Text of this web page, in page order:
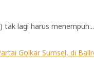
lagi harus menempuh...